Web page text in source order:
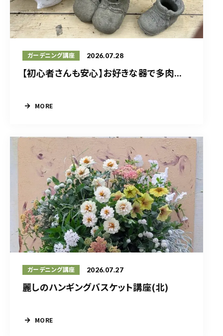
ガーデニング講座 2026.07.28
【初心者さんも安心】お好きな器で多肉...
MORE
ガーデニング講座 2026.07.27
麗しのハンギングバスケット講座(北)
MORE